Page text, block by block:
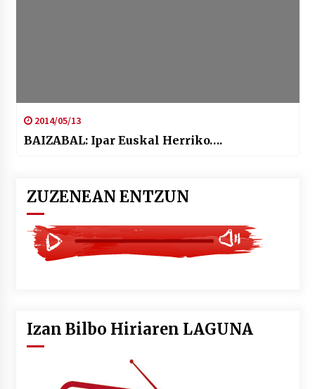
2014/05/13
BAIZABAL: Ipar Euskal Herriko….
ZUZENEAN ENTZUN
Izan Bilbo Hiriaren LAGUNA